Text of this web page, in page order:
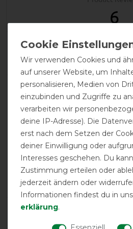
6
Product
4.8/
product
calculated from 6
Positive
100%
Neutral
0%
Negative
24.11.2024
Wir verwenden Cookies und
auf unserer Website, um
personalisieren, Medien von
einzubinden und Zugriffe zu
verarbeiten wir
deine IP-Adresse). Die
erst nach dem Setzen der
deiner Einwilligung oder
Interesses geschehen. Du
Zustimmung erteilen oder
jederzeit ändern oder
Informationen findest du in
erklärung.